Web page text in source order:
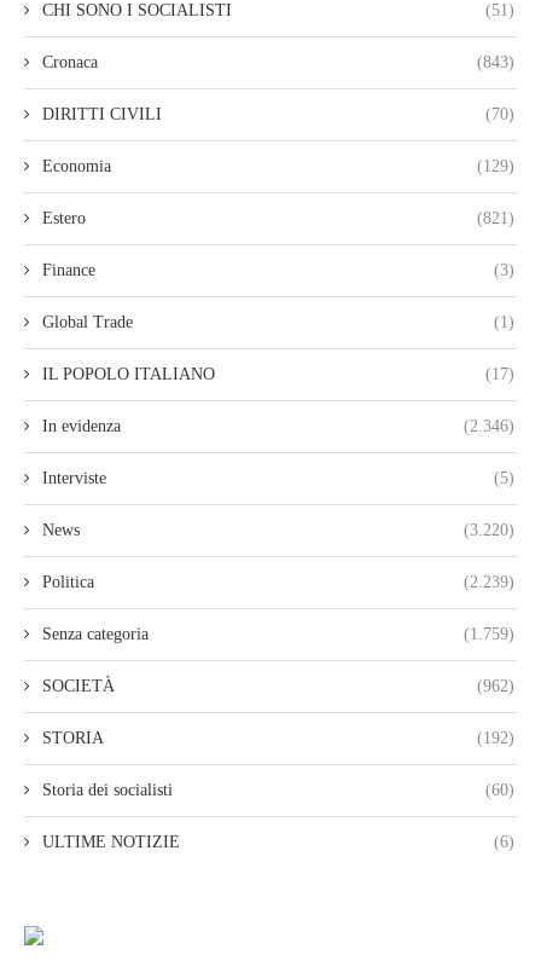
CHI SONO I SOCIALISTI (51)
Cronaca (843)
DIRITTI CIVILI (70)
Economia (129)
Estero (821)
Finance (3)
Global Trade (1)
IL POPOLO ITALIANO (17)
In evidenza (2.346)
Interviste (5)
News (3.220)
Politica (2.239)
Senza categoria (1.759)
SOCIETÀ (962)
STORIA (192)
Storia dei socialisti (60)
ULTIME NOTIZIE (6)